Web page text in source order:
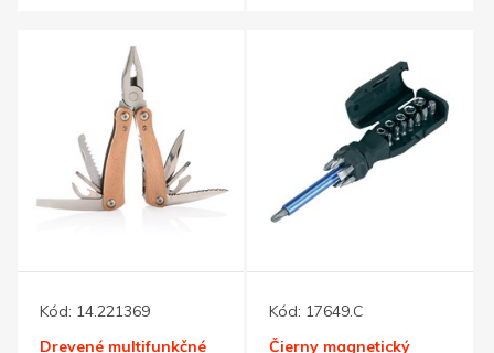
Kód: 14.221369
Drevené multifunkčné
Kód: 17649.C
Čierny magnetický